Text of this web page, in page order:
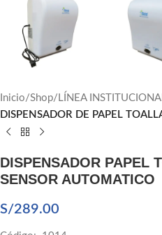
Inicio Shop LÍNEA
DISPENSADOR DE PAPEL
DISPENSADOR PAPEL
SENSOR AUTOMATICO
S/289.00